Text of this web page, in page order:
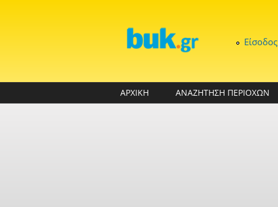
Είσοδος
ΑΡΧΙΚΗ ΑΝΑΖΗΤΗΣΗ ΠΕΡΙΟΧΩΝ